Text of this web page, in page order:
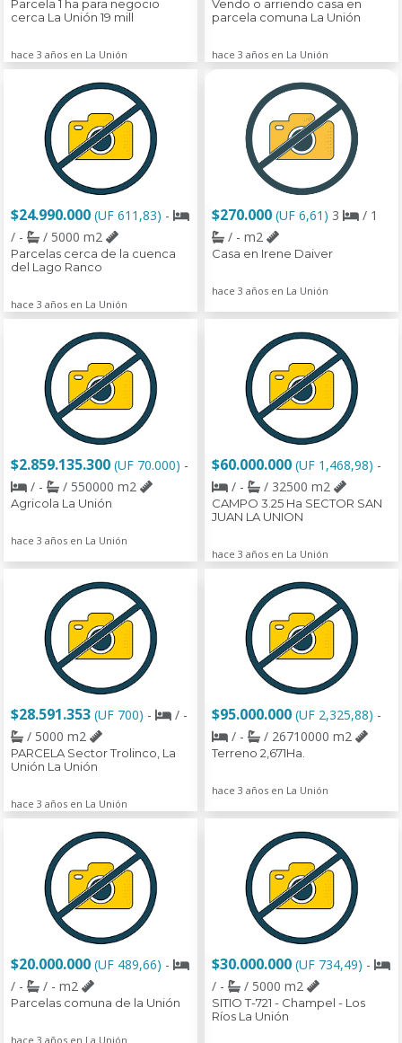
Parcela 1 ha para negocio
cerca La Unión 19 mill
hace 3 años en La Unión
Vendo o arriendo casa en
parcela comuna La Unión
hace 3 años en La Unión
$24.990.000 (UF 611,83) -
/ -
/ 5000 m2
Parcelas cerca de la cuenca
del Lago Ranco
hace 3 años en La Unión
$270.000 (UF 6,61) 3
/ 1
/ - m2
Casa en Irene Daiver
hace 3 años en La Unión
$2.859.135.300 (UF 70.000) -
/ -
/ 550000 m2
Agricola La Unión
hace 3 años en La Unión
$60.000.000 (UF 1,468,98) -
/ -
/ 32500 m2
CAMPO 3.25 Ha SECTOR SAN
JUAN LA UNION
hace 3 años en La Unión
$28.591.353 (UF 700) -
/ -
/ 5000 m2
PARCELA Sector Trolinco, La
Unión La Unión
hace 3 años en La Unión
$95.000.000 (UF 2,325,88) -
/ -
/ 26710000 m2
Terreno 2,671Ha.
hace 3 años en La Unión
$20.000.000 (UF 489,66) -
/ -
/ - m2
Parcelas comuna de la Unión
hace 3 años en La Unión
$30.000.000 (UF 734,49) -
/ -
/ 5000 m2
SITIO T-721 - Champel - Los
Ríos La Unión